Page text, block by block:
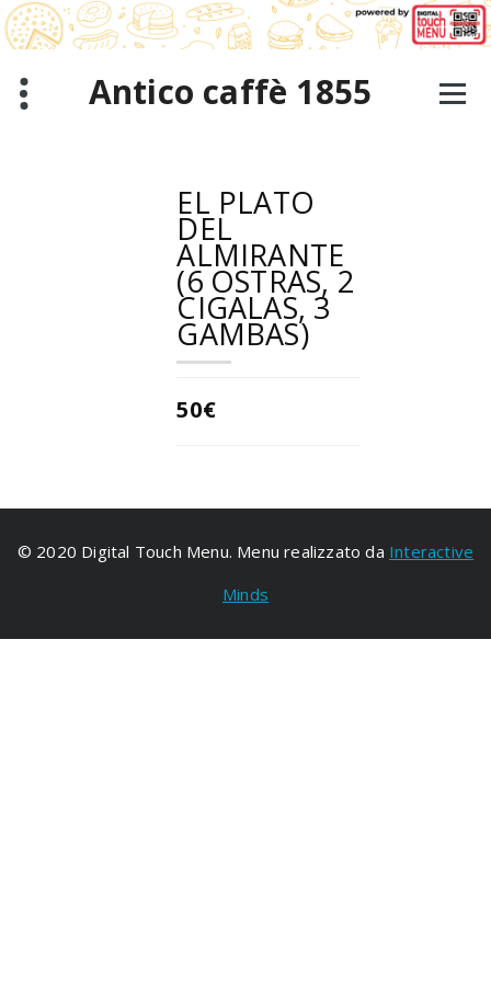
Saltar
al
contenido
Antico caffè 1855
EL PLATO
DEL
ALMIRANTE
(6 OSTRAS, 2
CIGALAS, 3
GAMBAS)
50€
© 2020 Digital Touch Menu. Menu realizzato da Interactive
Minds